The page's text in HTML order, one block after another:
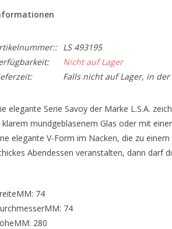
LS 493195
Nicht auf Lager
Falls nicht auf Lager, in
elegante Serie Savoy der Marke L.S.A.
klarem mundgeblasenem Glas oder mit
elegante V-Form im Nacken, die zu
Abendessen veranstalten, dann darf
74
74
280